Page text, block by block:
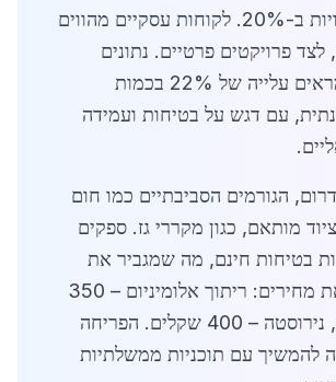
ומפחיתות עלויות ב-20%. לקוחות עסקיים מהווים
לצד פרויקטים פרטיים. נתונים
סטטיסטיים מראים עלייה של 22% בכמות
עם דגש על בטיחות ועמידה
הגורמים הסביבתיים כמו חום
מותאם, כגון מקררי גז. ספקים
בטיחות חינם, מה שמגביר את
האמון. השוואת מחירים: ריתוך אלומיניום – 350
שקלים לשעה, נירוסטה – 400 שקלים. הפריחה
להמשיך עם תוכניות ממשלתיות